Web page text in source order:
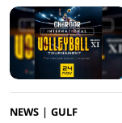
NEWS GULF